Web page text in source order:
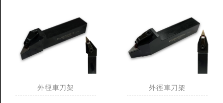
外徑車刀架 外徑車刀架